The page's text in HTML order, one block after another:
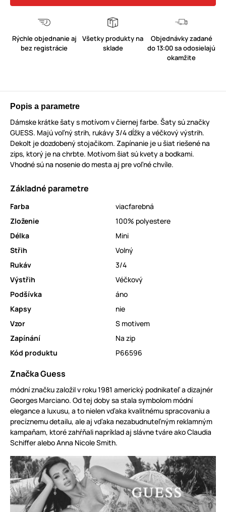
Rýchle objednanie aj
bez registrácie
Všetky produkty na
sklade
Objednávky zadané
do 13:00 sa odosielajú
okamžite
Popis a parametre
Dámske krátke šaty s motívom v čiernej farbe. Šaty sú značky
GUESS. Majú voľný strih, rukávy 3/4 dĺžky a véčkový výstrih.
Dekolt je dozdobený stojačikom. Zapínanie je u šiat riešené na
zips, ktorý je na chrbte. Motívom šiat sú kvety a bodkami.
Vhodné sú na nosenie do mesta aj pre voľné chvíle.
Základné parametre
Farba
viacfarebná
Zloženie
100% polyestere
Délka
Mini
Střih
Volný
Rukáv
3/4
Výstřih
Véčkový
Podšívka
áno
Kapsy
nie
Vzor
S motivem
Zapínání
Na zip
Kód produktu
P66596
Značka Guess
módní značku založil v roku 1981 americký podnikateľ a dizajnér
Georges Marciano. Od tej doby sa stala symbolom módní
elegance a luxusu, a to nielen vďaka kvalitnému spracovaniu a
precíznemu detailu, ale aj vďaka nezabudnuteľným reklamným
kampaňam, ktoré zahŕňali napríklad aj slávne tváre ako Claudia
Schiffer alebo Anna Nicole Smith.